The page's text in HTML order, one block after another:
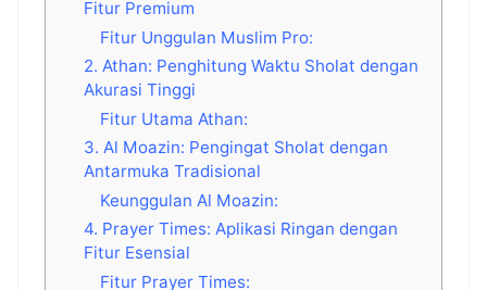
Fitur Premium
Fitur Unggulan Muslim Pro:
2. Athan: Penghitung Waktu Sholat dengan
Akurasi Tinggi
Fitur Utama Athan:
3. Al Moazin: Pengingat Sholat dengan
Antarmuka Tradisional
Keunggulan Al Moazin:
4. Prayer Times: Aplikasi Ringan dengan
Fitur Esensial
Fitur Prayer Times: